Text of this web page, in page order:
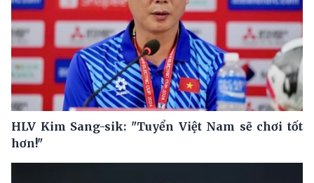
HLV Kim Sang-sik: "Tuyển Việt Nam sẽ chơi tốt
hơn!"